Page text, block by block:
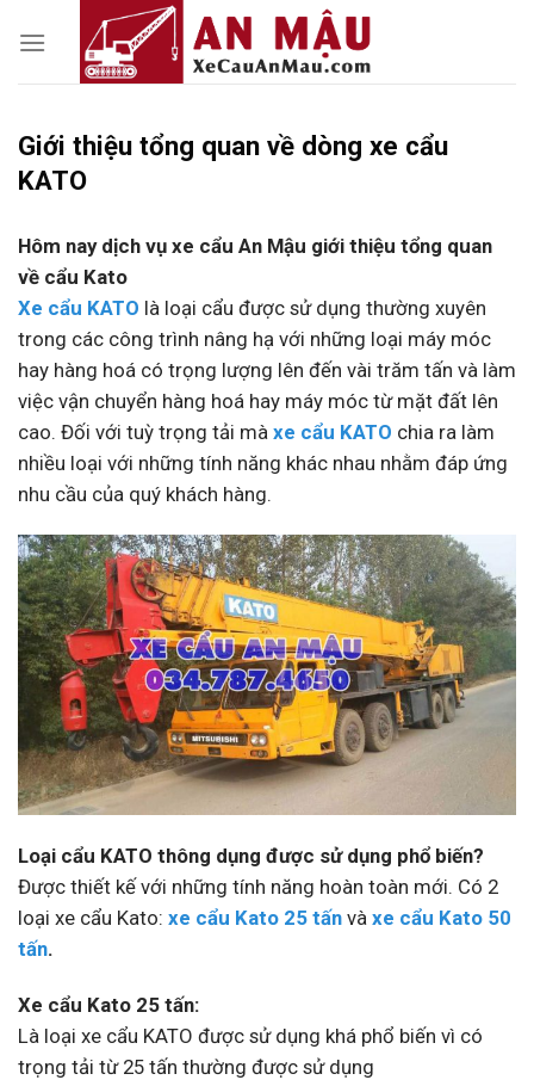
Giới thiệu tổng quan về dòng xe cẩu
KATO
Hôm nay dịch vụ xe cẩu An Mậu giới thiệu tổng quan
về cẩu Kato
Xe cẩu KATO là loại cẩu được sử dụng thường xuyên
trong các công trình nâng hạ với những loại máy móc
hay hàng hoá có trọng lượng lên đến vài trăm tấn và làm
việc vận chuyển hàng hoá hay máy móc từ mặt đất lên
cao. Đối với tuỳ trọng tải mà xe cẩu KATO chia ra làm
nhiều loại với những tính năng khác nhau nhằm đáp ứng
nhu cầu của quý khách hàng.
Loại cẩu KATO thông dụng được sử dụng phổ biến?
Được thiết kế với những tính năng hoàn toàn mới. Có 2
loại xe cẩu Kato: xe cẩu Kato 25 tấn và xe cẩu Kato 50
tấn.
Xe cẩu Kato 25 tấn:
Là loại xe cẩu KATO được sử dụng khá phổ biến vì có
trọng tải từ 25 tấn thường được sử dụng